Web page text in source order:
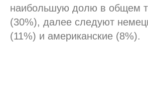
наибольшую долю в общем
(30%), далее следуют
(11%) и американские (8%).